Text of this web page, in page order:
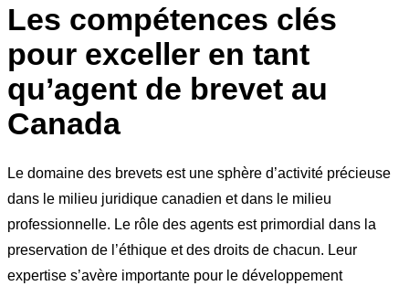
Les compétences clés
pour exceller en tant
qu’agent de brevet au
Canada
Le domaine des brevets est une sphère d’activité précieuse
dans le milieu juridique canadien et dans le milieu
professionnelle. Le rôle des agents est primordial dans la
preservation de l’éthique et des droits de chacun. Leur
expertise s’avère importante pour le développement